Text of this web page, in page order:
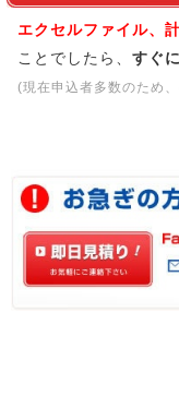
エクセルファイル、
ことでしたら、 すぐ
(現在申込者多数のため